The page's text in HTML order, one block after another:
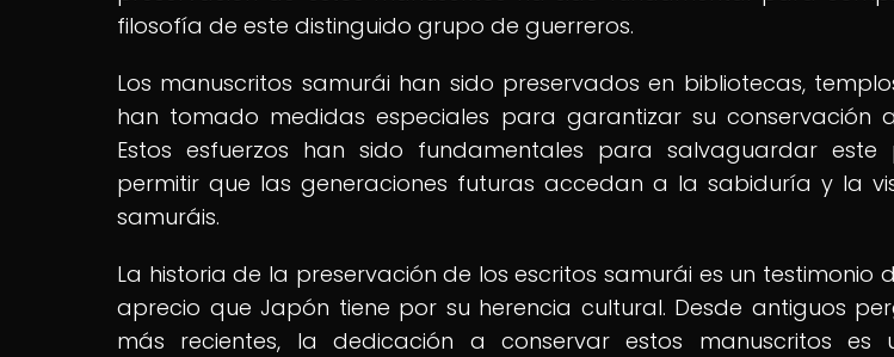
filosofía de este distinguido grupo de guerreros.
Los manuscritos samurái han sido preservados en bibliotecas,
han tomado medidas especiales para garantizar su conservación
Estos esfuerzos han sido fundamentales para salvaguardar
permitir que las generaciones futuras accedan a la sabiduría y la
samuráis.
La historia de la preservación de los escritos samurái es un testimonio
aprecio que Japón tiene por su herencia cultural. Desde antiguos
más recientes, la dedicación a conservar estos manuscritos